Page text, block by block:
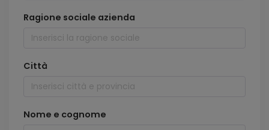
Ragione sociale azienda
Città
Nome e cognome